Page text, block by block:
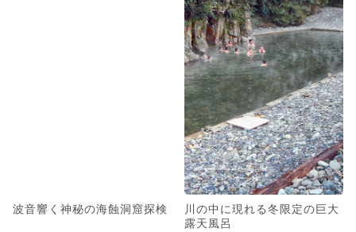
波音響く神秘の海蝕洞窟探検
川の中に現れる冬限定の巨大
露天風呂